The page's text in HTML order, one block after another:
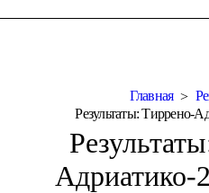
Главная
Результаты: Тиррено-
Адриатико-